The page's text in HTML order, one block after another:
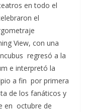
en todo el
el
View, con una
regresó a la
e interpretó la
a fin por primera
de los fanáticos y
en octubre de